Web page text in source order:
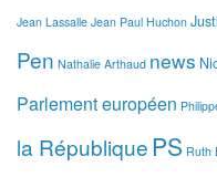
Jean Lassalle Jean Paul Huchon
Pen Nathalie Arthaud news
Parlement européen
la République PS Ruth